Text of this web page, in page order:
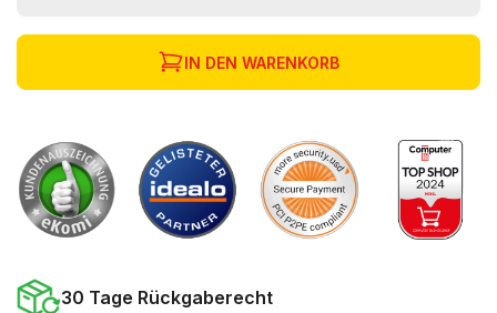
IN DEN WARENKORB
30 Tage Rückgaberecht